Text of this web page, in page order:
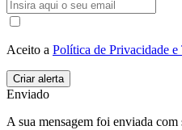
Aceito a Política de Privacidade e
Enviado
A sua mensagem foi enviada com